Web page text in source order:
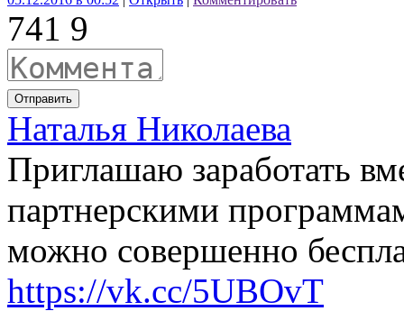
741 9
Отправить
Наталья Николаева
Приглашаю заработать
партнерскими
можно совершенно
https://vk.cc/5UBOvT